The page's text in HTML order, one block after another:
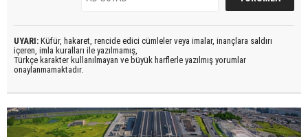
UYARI: Küfür, hakaret, rencide edici cümleler veya imalar, inançlara saldırı
içeren, imla kuralları ile yazılmamış,
Türkçe karakter kullanılmayan ve büyük harflerle yazılmış yorumlar
onaylanmamaktadır.